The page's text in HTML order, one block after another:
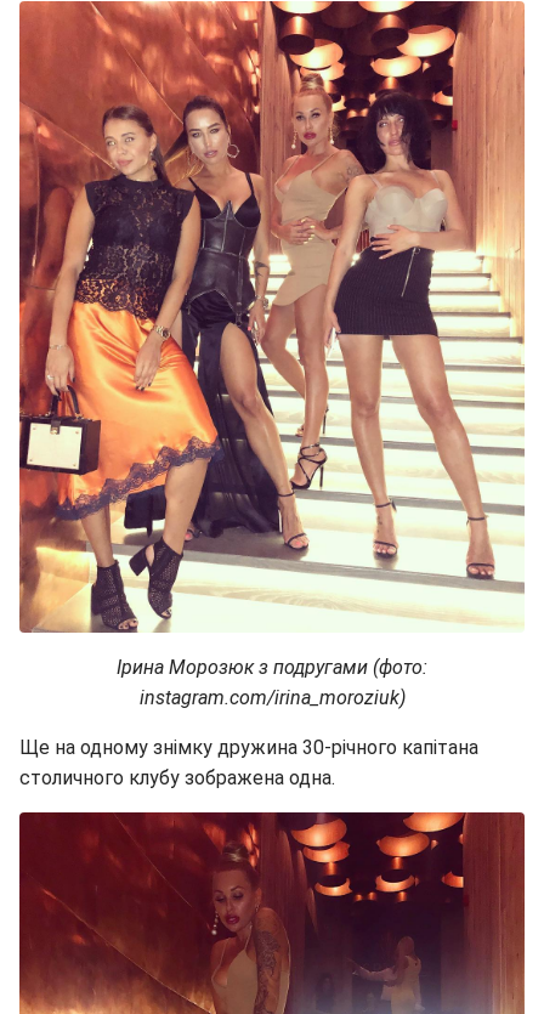
Ірина Морозюк з подругами (фото:
instagram.com/irina_moroziuk)
Ще на одному знімку дружина 30-річного капітана
столичного клубу зображена одна.